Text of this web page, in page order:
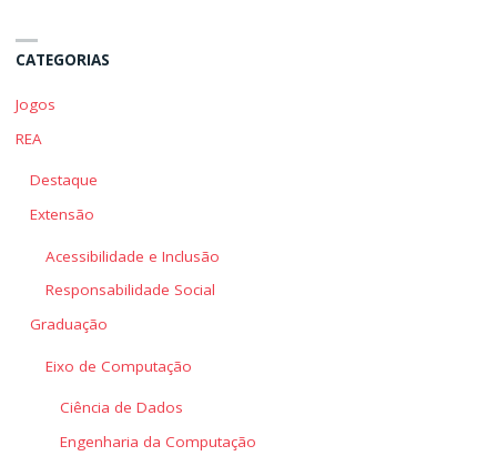
Seus
CATEGORIAS
Jogos
REA
Destaque
Extensão
Acessibilidade e Inclusão
Responsabilidade Social
Graduação
Eixo de Computação
Ciência de Dados
Engenharia da Computação